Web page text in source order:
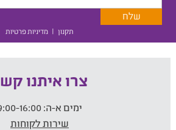
תקנון | מדיניות פרטיות
צרו איתנו
ימים א-ה:
שירות לקוחות